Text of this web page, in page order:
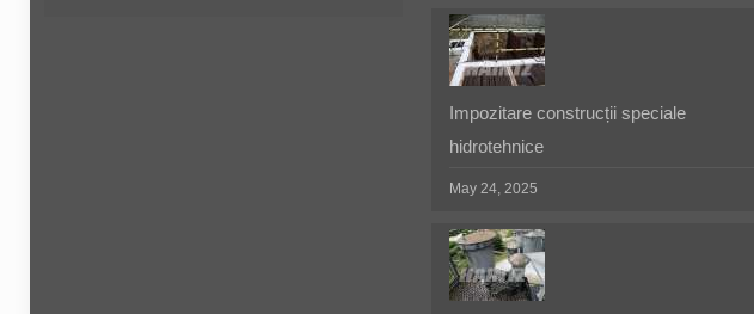
Impozitare construcții speciale
hidrotehnice
May 24, 2025